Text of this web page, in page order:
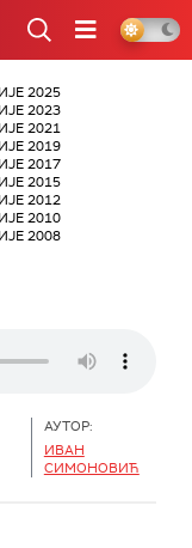
2025
2023
2021
2019
2017
2015
2012
2010
2008
АУТОР:
ИВАН
СИМОНОВИЋ